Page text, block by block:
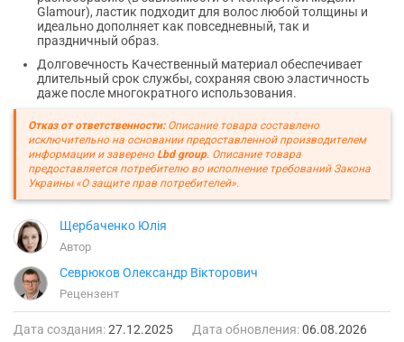
Glamour), ластик подходит для волос любой толщины и
идеально дополняет как повседневный, так и
праздничный образ.
Долговечность Качественный материал обеспечивает
длительный срок службы, сохраняя свою эластичность
даже после многократного использования.
Отказ от ответственности:Описание товара составлено
исключительно на основании предоставленной производителем
информации и заверено Lbd group. Описание товара
предоставляется потребителю во исполнение требований Закона
Украины «О защите прав потребителей».
Щербаченко Юлія
Автор
Севрюков Олександр Вікторович
Рецензент
Дата создания:27.12.2025 Дата обновления:06.08.2026